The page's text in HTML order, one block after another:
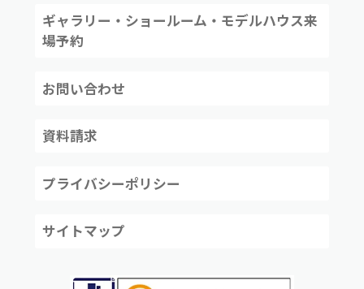
ギャラリー・ショールーム・モデルハウス来
場予約
お問い合わせ
資料請求
プライバシーポリシー
サイトマップ